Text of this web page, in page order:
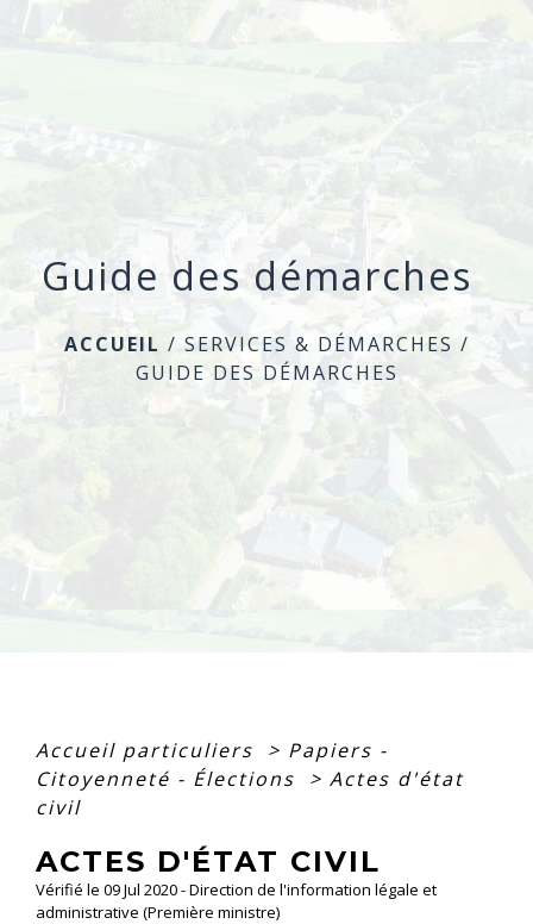
Guide des démarches
ACCUEIL / SERVICES & DÉMARCHES /
GUIDE DES DÉMARCHES
Accueil particuliers > Papiers -
Citoyenneté - Élections
> Actes d'état
civil
ACTES D'ÉTAT CIVIL
Vérifié le 09 Jul 2020 - Direction de l'information légale et
administrative (Première ministre)